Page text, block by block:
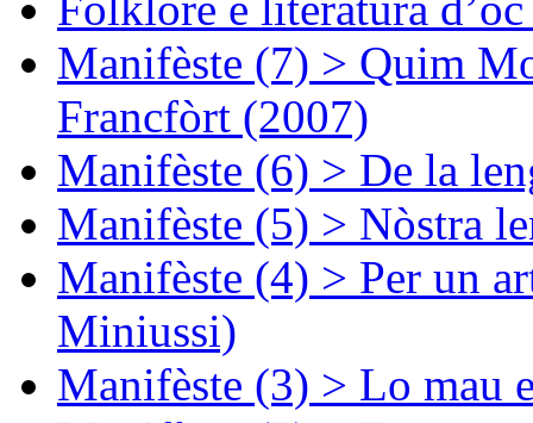
Manifèste (7) > Quim
Francfòrt (2007)
Manifèste (6) > De la
Manifèste (5) > Nòstra
Manifèste (4) > Per un
Miniussi)
Manifèste (3) > Lo mau